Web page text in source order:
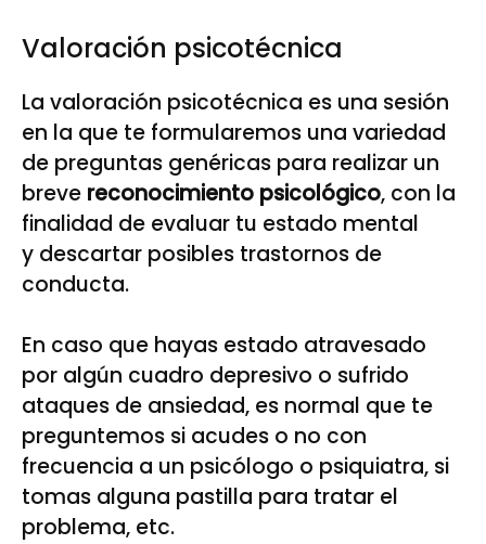
Valoración psicotécnica
La valoración psicotécnica es una sesión
en la que te formularemos una variedad
de preguntas genéricas para realizar un
breve reconocimiento psicológico, con la
finalidad de evaluar tu estado mental
y descartar posibles trastornos de
conducta.
En caso que hayas estado atravesado
por algún cuadro depresivo o sufrido
ataques de ansiedad, es normal que te
preguntemos si acudes o no con
frecuencia a un psicólogo o psiquiatra, si
tomas alguna pastilla para tratar el
problema, etc.